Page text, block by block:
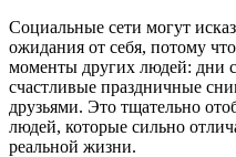
Социальные сети могут
ожидания от себя, потому
моменты других людей: дни
счастливые праздничные
друзьями. Это тщательно
людей, которые сильно
реальной жизни.